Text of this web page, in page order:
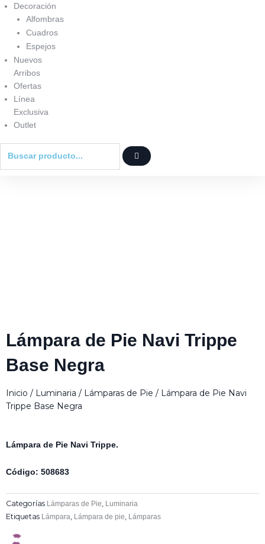
Decoración
Alfombras
Cuadros
Espejos
Nuevos
Arribos
Ofertas
Línea
Exclusiva
Outlet
Lámpara de Pie Navi Trippe
Base Negra
Inicio / Luminaria / Lámparas de Pie / Lámpara de Pie Navi
Trippe Base Negra
Lámpara de Pie Navi Trippe.
Código: 508683
Categorías Lámparas de Pie Luminaria
Etiquetas Lámpara Lámpara de pie Lámparas